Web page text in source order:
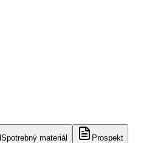
Spotrebný materiál Prospekt